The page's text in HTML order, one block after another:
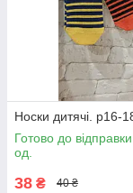
Носки дитячі. р16-
Готово до
од.
38 ₴ 40 ₴